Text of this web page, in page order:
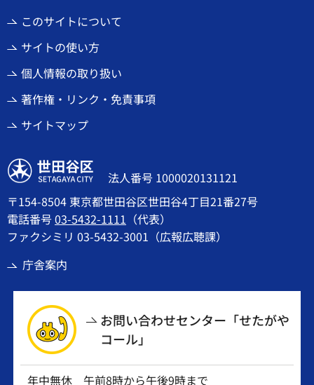
このサイトについて
サイトの使い方
個人情報の取り扱い
著作権・リンク・免責事項
サイトマップ
世田谷区
法人番号 1000020131121
〒154-8504 東京都世田谷区世田谷4丁目21番27号
電話番号03-5432-1111 （代表）
ファクシミリ 03-5432-3001（広報広聴課）
庁舎案内
お問い合わせセンター「せたがや
コール」
年中無休 午前8時から午後9時まで